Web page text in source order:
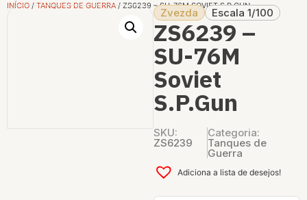
INÍCIO / TANQUES DE GUERRA / ZS6239 – SU-76M SOVIET S.P.GUN
Zvezda Escala 1/100
ZS6239 –
SU-76M
Soviet
S.P.Gun
SKU:
ZS6239
Categoria:
Tanques de
Guerra
Adiciona a lista de desejos!